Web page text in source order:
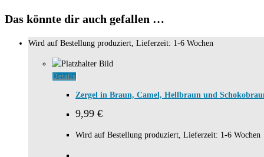
Das könnte dir auch gefallen …
Wird auf Bestellung produziert, Lieferzeit: 1-6 Wochen
Details
Zergel in Braun, Camel, Hellbraun und
9,99 €
Wird auf Bestellung produziert, Lieferzeit: 1-6 Wochen